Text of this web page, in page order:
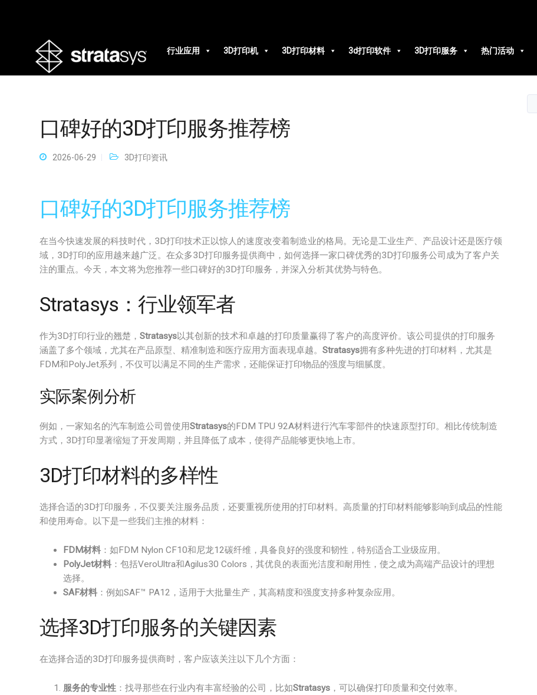
行业应用
3D打印机 3D打印材料 3d打印软件 3D打印服务 热门活动
口碑好的3D打印服务推荐榜
2026-06-29 3D打印资讯
口碑好的3D打印服务推荐榜
在当今快速发展的科技时代，3D打印技术正以惊人的速度改变着制造业的格局。无论是工业生产、产品设计还是医疗领
域，3D打印的应用越来越广泛。在众多3D打印服务提供商中，如何选择一家口碑优秀的3D打印服务公司成为了客户关
注的重点。今天，本文将为您推荐一些口碑好的3D打印服务，并深入分析其优势与特色。
Stratasys：行业领军者
作为3D打印行业的翘楚， Stratasys以其创新的技术和卓越的打印质量赢得了客户的高度评价。该公司提供的打印服务
涵盖了多个领域，尤其在产品原型、精准制造和医疗应用方面表现卓越。 Stratasys拥有多种先进的打印材料，尤其是
FDM和PolyJet系列，不仅可以满足不同的生产需求，还能保证打印物品的强度与细腻度。
实际案例分析
例如，一家知名的汽车制造公司曾使用Stratasys的FDM TPU 92A材料进行汽车零部件的快速原型打印。相比传统制造
方式，3D打印显著缩短了开发周期，并且降低了成本，使得产品能够更快地上市。
3D打印材料的多样性
选择合适的3D打印服务，不仅要关注服务品质，还要重视所使用的打印材料。高质量的打印材料能够影响到成品的性能
和使用寿命。以下是一些我们主推的材料：
FDM材料 ：如FDM Nylon CF10和尼龙12碳纤维，具备良好的强度和韧性，特别适合工业级应用。
PolyJet材料 ：包括VeroUltra和Agilus30 Colors，其优良的表面光洁度和耐用性，使之成为高端产品设计的理想
选择。
SAF材料 ：例如SAF™ PA12，适用于大批量生产，其高精度和强度支持多种复杂应用。
选择3D打印服务的关键因素
在选择合适的3D打印服务提供商时，客户应该关注以下几个方面：
服务的专业性 ：找寻那些在行业内有丰富经验的公司，比如Stratasys ，可以确保打印质量和交付效率。